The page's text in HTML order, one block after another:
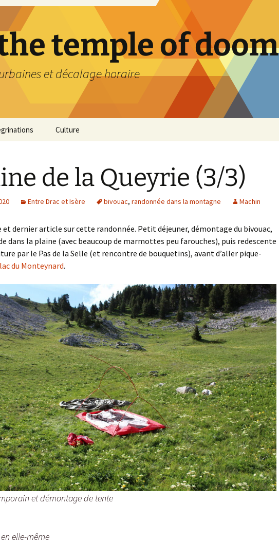
temple of doom
et décalage horaire
Culture
de la Queyrie (3/3)
Entre Drac et Isère bivouac, randonnée dans la montagne Machin
et dernier article sur cette randonnée. Petit déjeuner, démontage du bivouac,
dans la plaine (avec beaucoup de marmottes peu farouches), puis redescente
par le Pas de la Selle (et rencontre de bouquetins), avant d’aller pique-
lac du Monteynard.
et démontage de tente
elle-même